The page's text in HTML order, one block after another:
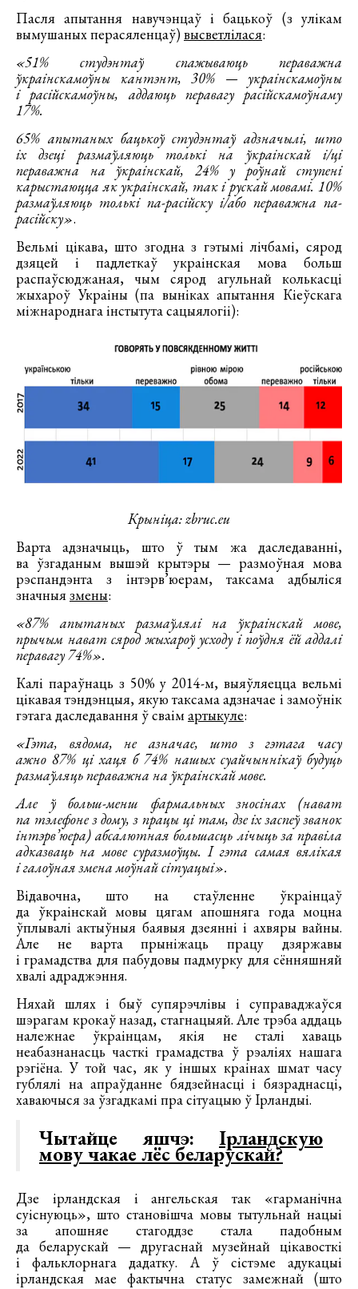
Пасля апытання навучэнцаў і бацькоў (з улікам
вымушаных перасяленцаў)высветлілася:
«51% студэнтаў спажываюць пераважна
ўкраінскамоўны кантэнт, 30% — украінскамоўны
і расійскамоўны, аддаюць перавагу расійскамоўнаму
17%.
65% апытаных бацькоў студэнтаў адзначылі, што
іх дзеці размаўляюць толькі на ўкраінскай і/ці
пераважна на ўкраінскай, 24% у роўнай ступені
карыстаюцца як украінскай, так і рускай мовамі. 10%
размаўляюць толькі па-расійску і/або пераважна па-
расійску».
Вельмі цікава, што згодна з гэтымі лічбамі, сярод
дзяцей і падлеткаў украінская мова больш
распаўсюджаная, чым сярод агульнай колькасці
жыхароў Украіны (па выніках апытання Кіеўскага
міжнароднага інстытута сацыялогіі):
Крыніца: zbruc.eu
Варта адзначыць, што ў тым жа даследаванні,
ва ўзгаданым вышэй крытэры — размоўная мова
рэспандэнта з інтэрв’юерам, таксама адбыліся
значныязмены:
«87% апытаных размаўлялі на ўкраінскай мове,
прычым нават сярод жыхароў усходу і поўдня ёй аддалі
перавагу 74%».
Калі параўнаць з 50% у 2014-м, выяўляецца вельмі
цікавая тэндэнцыя, якую таксама адзначае і замоўнік
гэтага даследавання ў сваімартыкуле:
«Гэта, вядома, не азначае, што з гэтага часу
ажно 87% ці хаця б 74% нашых суайчыннікаў будуць
размаўляць пераважна на ўкраінскай мове.
Але ў больш-менш фармальных зносінах (нават
па тэлефоне з дому, з працы ці там, дзе іх заспеў званок
інтэрв’юера) абсалютная большасць лічыць за правіла
адказваць на мове суразмоўцы. І гэта самая вялікая
і галоўная змена моўнай сітуацыі».
Відавочна, што на стаўленне ўкраінцаў
да ўкраінскай мовы цягам апошняга года моцна
ўплывалі актыўныя баявыя дзеянні і ахвяры вайны.
Але не варта прыніжаць працу дзяржавы
і грамадства для пабудовы падмурку для сённяшняй
хвалі адраджэння.
Няхай шлях і быў супярэчлівы і суправаджаўся
шэрагам крокаў назад, стагнацыяй. Але трэба аддаць
належнае ўкраінцам, якія не сталі хаваць
неабазнанасць часткі грамадства ў рэаліях нашага
рэгіёна. У той час, як у іншых краінах шмат часу
гублялі на апраўданне бядзейнасці і бязраднасці,
хаваючыся за ўзгадкамі пра сітуацыю ў Ірландыі.
Чытайце яшчэ: Ірландскую
мову чакае лёс беларускай?
Дзе ірландская і ангельская так «гарманічна
суіснуюць», што становішча мовы тытульнай нацыі
за апошняе стагоддзе стала падобным
да беларускай — другаснай музейнай цікавосткі
і фальклорнага дадатку. А ў сістэме адукацыі
ірландская мае фактычна статус замежнай (што